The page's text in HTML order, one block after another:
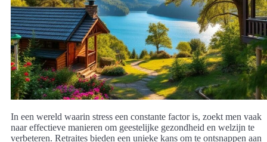
In een wereld waarin stress een constante factor is, zoekt men vaak
naar effectieve manieren om geestelijke gezondheid en welzijn te
verbeteren. Retraites bieden een unieke kans om te ontsnappen aan